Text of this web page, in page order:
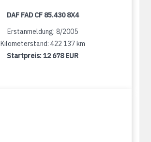
DAF FAD CF 85.430 8X4
Erstanmeldung: 8/2005
Kilometerstand: 422 137 km
Startpreis:12 678 EUR